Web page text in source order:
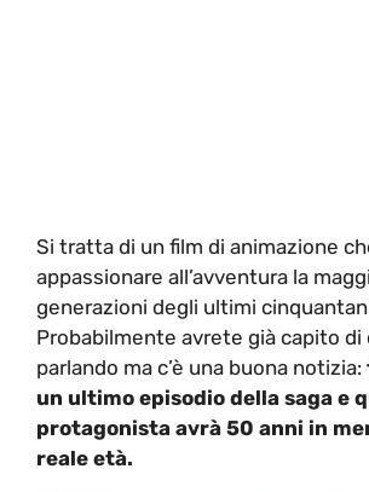
Si tratta di un film di animazione
appassionare all’avventura la
generazioni degli ultimi
Probabilmente avrete già capito di
parlando ma c’è una buona notizia:
un ultimo episodio della saga e
protagonista avrà 50 anni in
reale età.